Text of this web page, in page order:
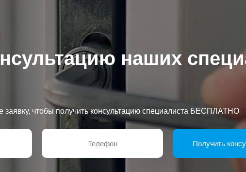
наших
заявку, чтобы получить консультацию специалиста БЕСПЛАТНО